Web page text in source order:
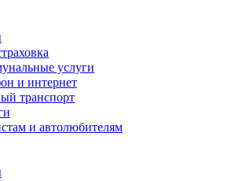
услуги
и интернет
транспорт
и автолюбителям